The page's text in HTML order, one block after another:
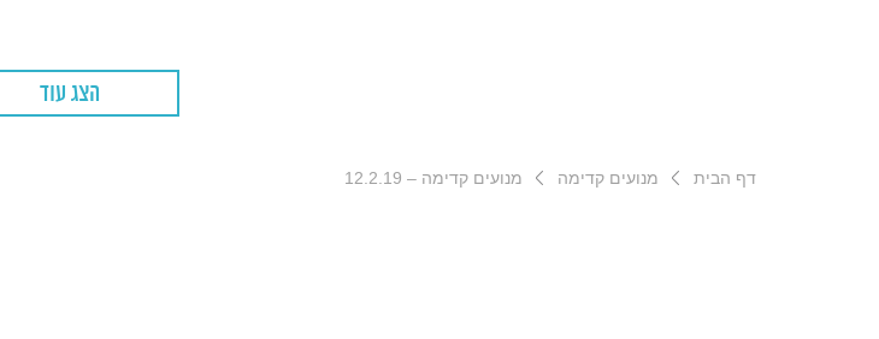
הצג עוד
דף הבית מנועים קדימה מנועים קדימה – 12.2.19